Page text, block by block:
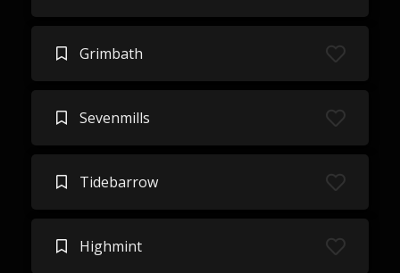
Grimbath
Sevenmills
Tidebarrow
Highmint